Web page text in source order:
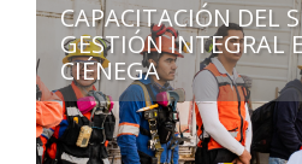
CAPACITACIÓN DEL
GESTIÓN INTEGRAL
CIÉNEGA